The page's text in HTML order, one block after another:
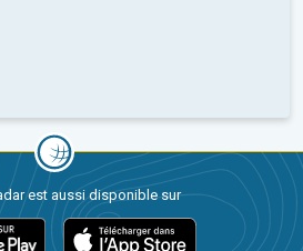
est aussi disponible sur